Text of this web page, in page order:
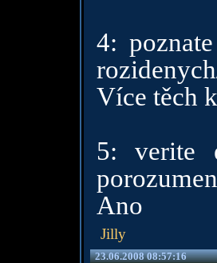
4:
Více těch
5: verite
Ano
Jilly
23.06.2008 08:57:16